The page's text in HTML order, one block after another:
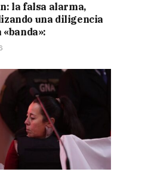
la falsa alarma,
una diligencia